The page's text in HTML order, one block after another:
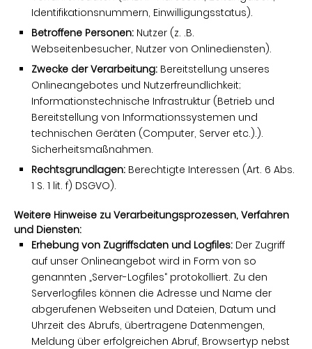
Identifikationsnummern, Einwilligungsstatus).
Betroffene Personen: Nutzer (z. .B.
Webseitenbesucher, Nutzer von Onlinediensten).
Zwecke der Verarbeitung: Bereitstellung unseres
Onlineangebotes und Nutzerfreundlichkeit;
Informationstechnische Infrastruktur (Betrieb und
Bereitstellung von Informationssystemen und
technischen Geräten (Computer, Server etc.).).
Sicherheitsmaßnahmen.
Rechtsgrundlagen: Berechtigte Interessen (Art. 6 Abs.
1 S. 1 lit. f) DSGVO).
Weitere Hinweise zu Verarbeitungsprozessen, Verfahren
und Diensten:
Erhebung von Zugriffsdaten und Logfiles: Der Zugriff
auf unser Onlineangebot wird in Form von so
genannten „Server-Logfiles“ protokolliert. Zu den
Serverlogfiles können die Adresse und Name der
abgerufenen Webseiten und Dateien, Datum und
Uhrzeit des Abrufs, übertragene Datenmengen,
Meldung über erfolgreichen Abruf, Browsertyp nebst